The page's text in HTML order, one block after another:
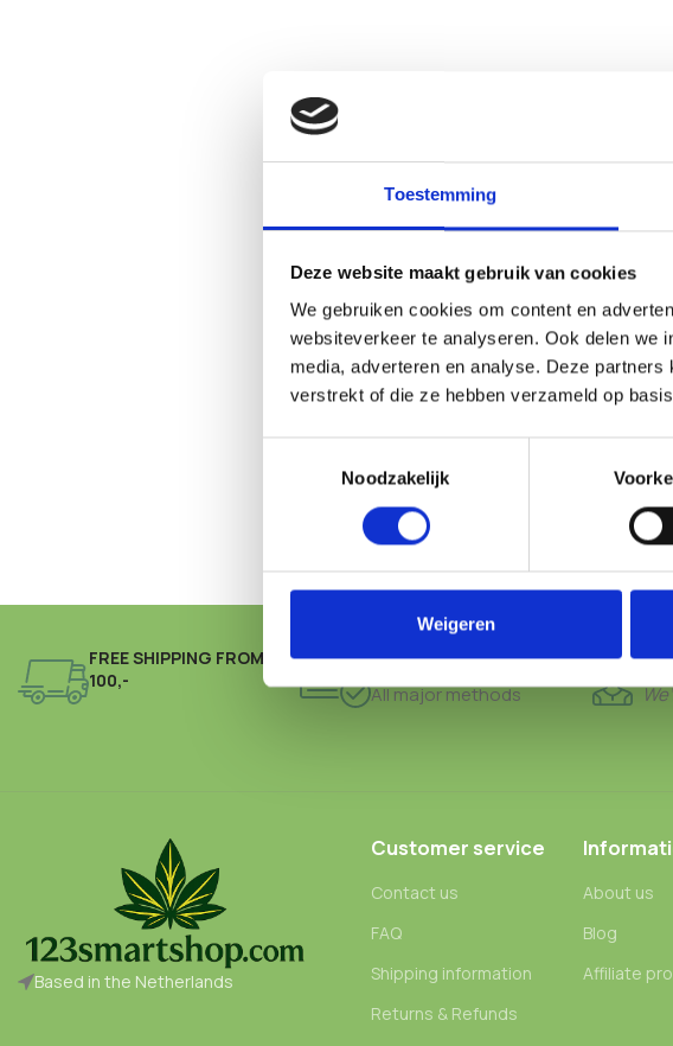
Toestemming
Deze website maakt gebruik van cookies
We gebruiken cookies om content en
websiteverkeer te analyseren. Ook delen we
media, adverteren en analyse. Deze
verstrekt of die ze hebben verzameld op
Noodzakelijk
Weigeren
FREE SHIPPING FROM €
100,-
ONLINE PAYMENT
All major methods
24/
Based in the Netherlands
Customer service
Contact us
FAQ
Shipping information
Returns & Refunds
About us
Blog
Affiliate